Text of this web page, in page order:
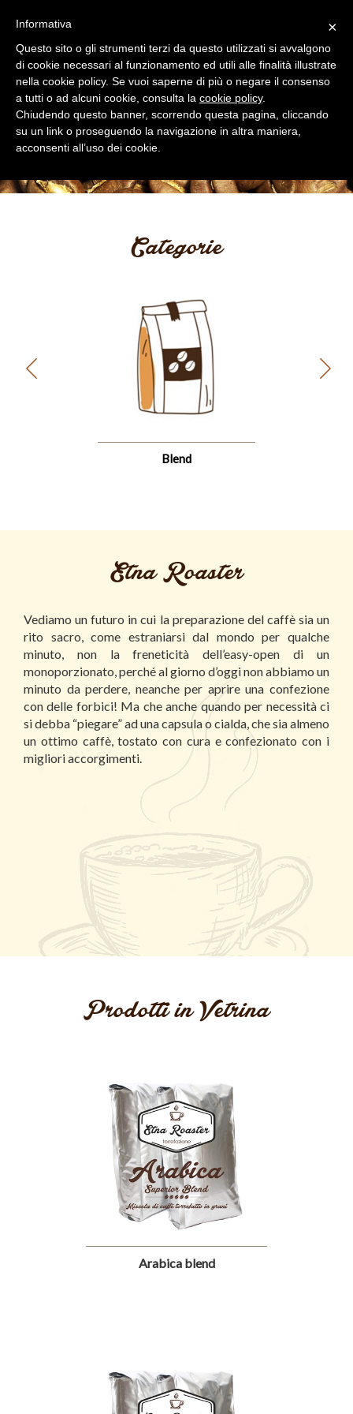
0
Toggle
navigation
Categorie
Blend
Etna Roaster
Vediamo un futuro in cui la preparazione del caffè sia un
rito sacro, come estraniarsi dal mondo per qualche
minuto, non la freneticità dell’easy-open di un
monoporzionato, perché al giorno d’oggi non abbiamo un
minuto da perdere, neanche per aprire una confezione
con delle forbici! Ma che anche quando per necessità ci
si debba “piegare” ad una capsula o cialda, che sia almeno
un ottimo caffè, tostato con cura e confezionato con i
migliori accorgimenti.
Prodotti in Vetrina
Arabica blend
×
Informativa
Questo sito o gli strumenti terzi da questo utilizzati si avvalgono
di cookie necessari al funzionamento ed utili alle finalità illustrate
nella cookie policy. Se vuoi saperne di più o negare il consenso
a tutti o ad alcuni cookie, consulta la cookie policy.
Chiudendo questo banner, scorrendo questa pagina, cliccando
su un link o proseguendo la navigazione in altra maniera,
acconsenti all’uso dei cookie.